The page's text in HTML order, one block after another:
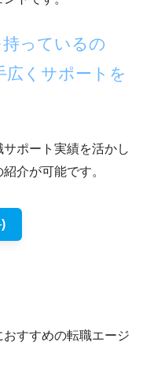
っているの
広くサポートを
ポート実績を活かし
介が可能です。
すすめの転職エージ